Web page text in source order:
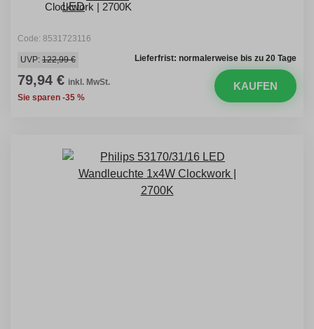
Clockwork | 2700K
Code: 8531723116
Lieferfrist: normalerweise bis zu 20 Tage
UVP: 122,99 €
79,94 € inkl. MwSt.
Sie sparen -35 %
KAUFEN